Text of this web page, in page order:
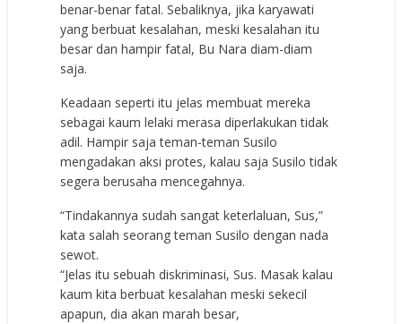
benar-benar fatal. Sebaliknya, jika karyawati
yang berbuat kesalahan, meski kesalahan itu
besar dan hampir fatal, Bu Nara diam-diam
saja.
Keadaan seperti itu jelas membuat mereka
sebagai kaum lelaki merasa diperlakukan tidak
adil. Hampir saja teman-teman Susilo
mengadakan aksi protes, kalau saja Susilo tidak
segera berusaha mencegahnya.
“Tindakannya sudah sangat keterlaluan, Sus,”
kata salah seorang teman Susilo dengan nada
sewot.
“Jelas itu sebuah diskriminasi, Sus. Masak kalau
kaum kita berbuat kesalahan meski sekecil
apapun, dia akan marah besar,